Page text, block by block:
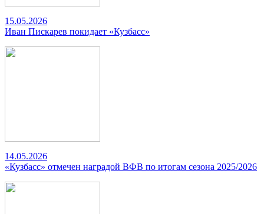
15.05.2026
Иван Пискарев покидает «Кузбасс»
14.05.2026
«Кузбасс» отмечен наградой ВФВ по итогам сезона 2025/2026